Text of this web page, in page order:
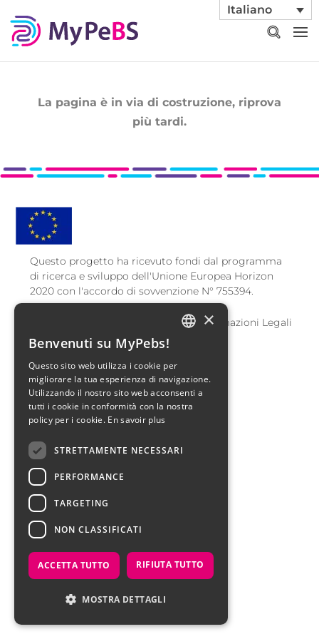
Italiano
La pagina è in via di costruzione, riprova
più tardi.
Questo progetto ha ricevuto fondi dal programma
di ricerca e sviluppo dell'Unione Europea Horizon
2020 con l'accordo di sovvenzione N° 755394.
Informazioni Legali
Mappa del sito
ENGLISH
ITALIAN
×
Benvenuti su MyPebs!
Questo sito web utilizza i cookie per
migliorare la tua esperienza di navigazione.
Utilizzando il nostro sito web acconsenti a
tutti i cookie in conformità con la nostra
policy per i cookie. En savoir plus
STRETTAMENTE NECESSARI
PERFORMANCE
TARGETING
NON CLASSIFICATI
ACCETTA TUTTO RIFIUTA TUTTO
MOSTRA DETTAGLI